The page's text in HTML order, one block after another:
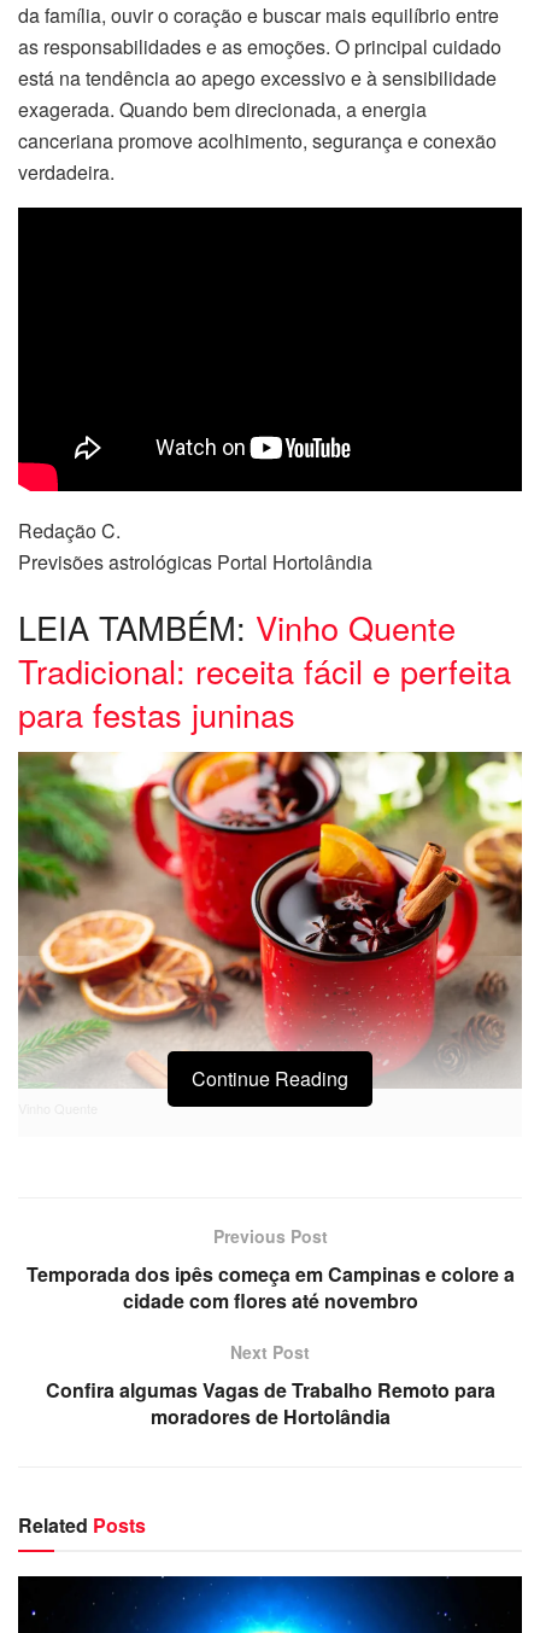
da família, ouvir o coração e buscar mais equilíbrio entre
as responsabilidades e as emoções. O principal cuidado
está na tendência ao apego excessivo e à sensibilidade
exagerada. Quando bem direcionada, a energia
canceriana promove acolhimento, segurança e conexão
verdadeira.
Redação C.
Previsões astrológicas Portal Hortolândia
LEIA TAMBÉM: Vinho Quente
Tradicional: receita fácil e perfeita
para festas juninas
Continue Reading
Previous Post
Temporada dos ipês começa em Campinas e colore a
cidade com flores até novembro
Next Post
Confira algumas Vagas de Trabalho Remoto para
moradores de Hortolândia
Related Posts